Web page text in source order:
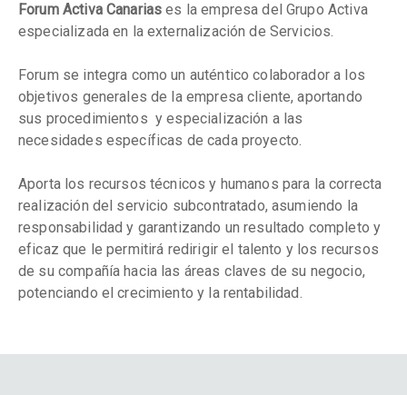
Forum Activa Canarias es la empresa del Grupo Activa
especializada en la externalización de Servicios.
Forum se integra como un auténtico colaborador a los
objetivos generales de la empresa cliente, aportando
sus procedimientos y especialización a las
necesidades específicas de cada proyecto.
Aporta los recursos técnicos y humanos para la correcta
realización del servicio subcontratado, asumiendo la
responsabilidad y garantizando un resultado completo y
eficaz que le permitirá redirigir el talento y los recursos
de su compañía hacia las áreas claves de su negocio,
potenciando el crecimiento y la rentabilidad.